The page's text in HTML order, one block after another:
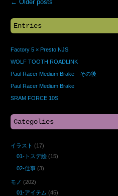
← Older posts
Entries
Factory 5 × Presto NJS
WOLF TOOTH ROADLINK
Paul Racer Medium Brake その後
Paul Racer Medium Brake
SRAM FORCE 10S
Categolies
イラスト (17)
01-トスデ絵(15)
02-仕事(3)
モノ (202)
01-アイテム (45)